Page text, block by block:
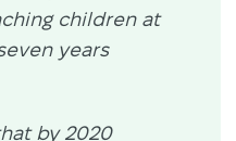
children at
years
by 2020